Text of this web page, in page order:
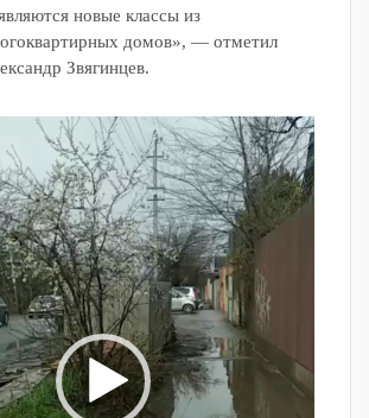
новые классы из
домов», — отметил
Звягинцев.